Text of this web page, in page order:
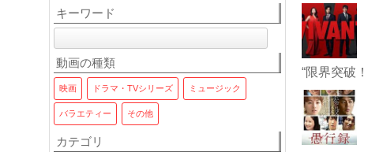
“限界突破
キーワード
動画の種類
映画 ドラマ・TVシリーズ ミュージック
バラエティー その他
カテゴリ